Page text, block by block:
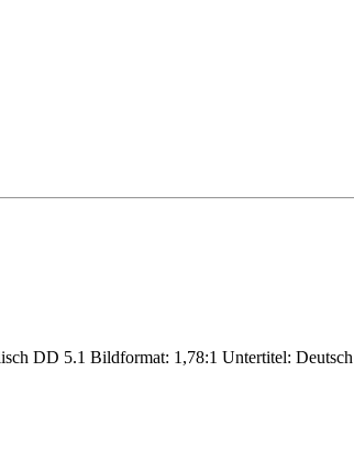
DD 5.1 Bildformat: 1,78:1 Untertitel: